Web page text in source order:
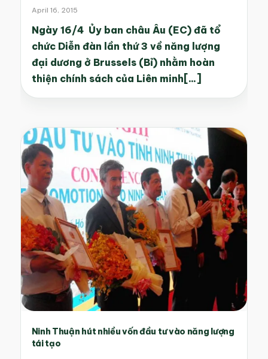
April 16, 2015
Ngày 16/4 Ủy ban châu Âu (EC) đã tổ
chức Diễn đàn lần thứ 3 về năng lượng
đại dương ở Brussels (Bỉ) nhằm hoàn
thiện chính sách của Liên minh[...]
Ninh Thuận hút nhiều vốn đầu tư vào năng lượng
tái tạo